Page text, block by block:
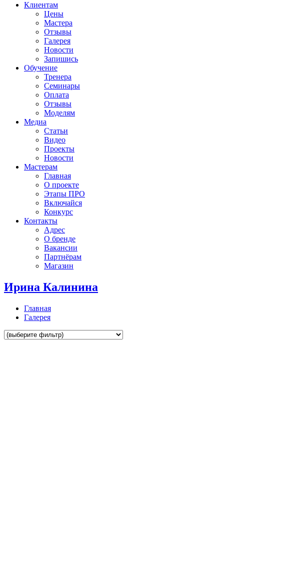
Клиентам
Цены
Мастера
Отзывы
Галерея
Новости
Запишись
Обучение
Тренера
Семинары
Оплата
Отзывы
Моделям
Медиа
Статьи
Видео
Проекты
Новости
Мастерам
Главная
О проекте
Этапы ПРО
Включайся
Конкурс
Контакты
Адрес
О бренде
Вакансии
Партнёрам
Магазин
Ирина Калинина
Главная
Галерея